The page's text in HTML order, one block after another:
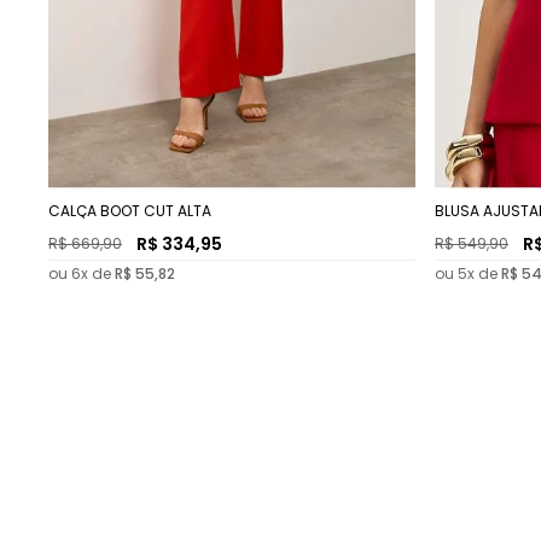
CALÇA BOOT CUT ALTA
R$669,90 R$ 334,95
ou 6x deR$ 55,82
BLUSA
R$549,90
ou 5x deR$ 54